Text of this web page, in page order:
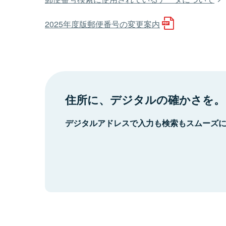
2025年度版郵便番号の変更案内
住所に、デジタルの確かさを。
デジタルアドレスで入力も検索もスムーズ